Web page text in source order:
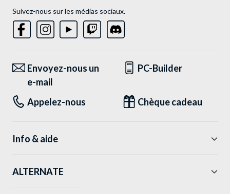
Suivez-nous sur les médias sociaux.
Envoyez-nous un
e-mail
PC-Builder
Appelez-nous Chèque cadeau
Info & aide
ALTERNATE